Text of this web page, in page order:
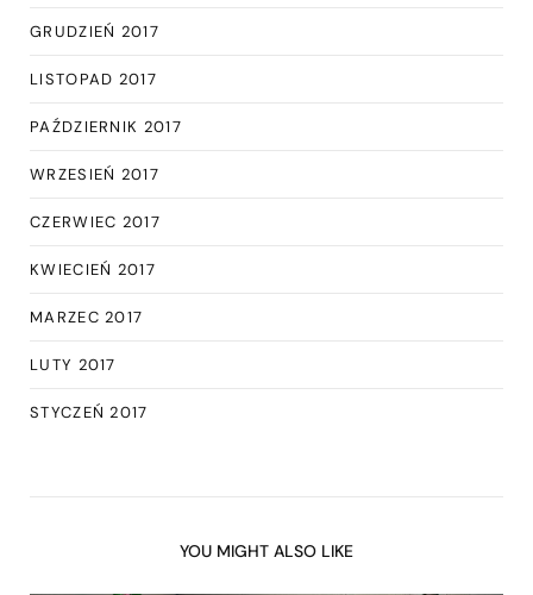
GRUDZIEŃ 2017
LISTOPAD 2017
PAŹDZIERNIK 2017
WRZESIEŃ 2017
CZERWIEC 2017
KWIECIEŃ 2017
MARZEC 2017
LUTY 2017
STYCZEŃ 2017
YOU MIGHT ALSO LIKE